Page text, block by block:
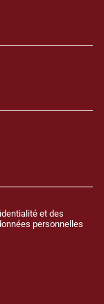
et des
personnelles